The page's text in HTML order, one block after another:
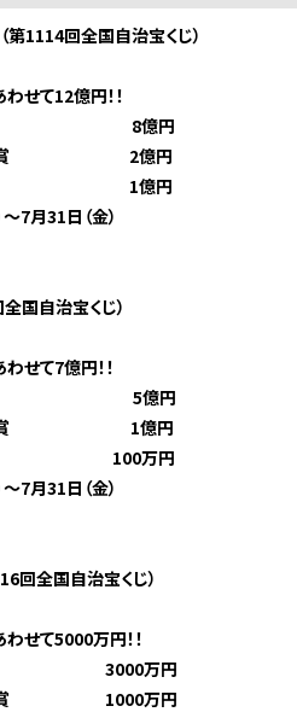
第1114回全国自治宝くじ）
て12億円！！
円
2億円
円
月31日（金）
国自治宝くじ）
て7億円！！
円
1億円
万円
月31日（金）
回全国自治宝くじ）
て5000万円！！
万円
万円